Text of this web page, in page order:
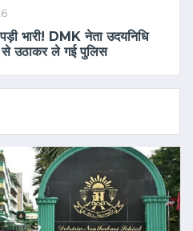
पड़ी भारी! DMK नेता उदयनिधि
से उठाकर ले गई पुलिस